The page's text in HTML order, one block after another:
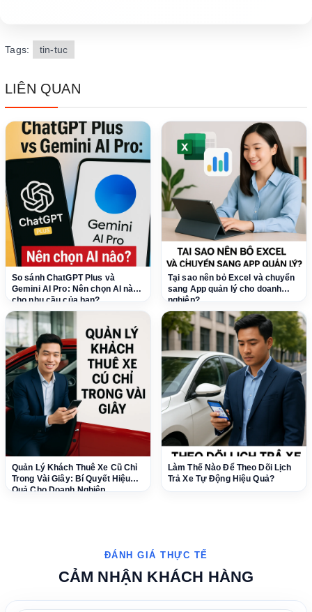
Tags: tin-tuc
LIÊN QUAN
So sánh ChatGPT Plus và
Gemini AI Pro: Nên chọn AI nào
cho nhu cầu của bạn?
Tại sao nên bỏ Excel và chuyển
sang App quản lý cho doanh
nghiệp?
Quản Lý Khách Thuê Xe Cũ Chỉ
Trong Vài Giây: Bí Quyết Hiệu
Quả Cho Doanh Nghiệp
Làm Thế Nào Để Theo Dõi Lịch
Trả Xe Tự Động Hiệu Quả?
CẢM NHẬN KHÁCH HÀNG